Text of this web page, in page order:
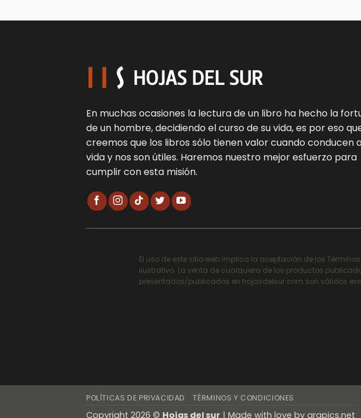
En muchas ocasiones la lectura de un libro ha hecho la
de un hombre, decidiendo el curso de su vida, es por eso
creemos que los libros sólo tienen valor cuando conducen
vida y nos son útiles. Haremos nuestro mejor esfuerzo para
cumplir con esta misión.
El uso de este sitio web implica la aceptación de los
ilustrativo. La venta de cualquiera de los productos
presentados/publicados en hojasdelsur.com son válidos